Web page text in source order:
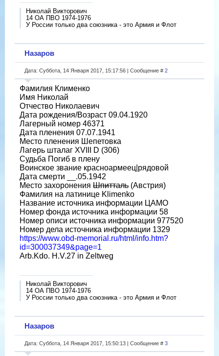
Николай Викторович
14 ОА ПВО 1974-1976
У России только два союзника - это Армия и Флот
Назаров
Дата: Суббота, 14 Января 2017, 15:17:56 | Сообщение # 2
Фамилия Клименко
Имя Николай
Отчество Николаевич
Дата рождения/Возраст 09.04.1920
Лагерный номер 46371
Дата пленения 07.07.1941
Место пленения Шепетовка
Лагерь шталаг XVIII D (306)
Судьба Погиб в плену
Воинское звание красноармеец|рядовой
Дата смерти __.05.1942
Место захоронения Шпитталь (Австрия)
Фамилия на латинице Klimenko
Название источника информации ЦАМО
Номер фонда источника информации 58
Номер описи источника информации 977520
Номер дела источника информации 1329
https://www.obd-memorial.ru/html/info.htm?
id=300037349&page=1
Arb.Kdo. H.V.27 in Zeltweg
Николай Викторович
14 ОА ПВО 1974-1976
У России только два союзника - это Армия и Флот
Назаров
Дата: Суббота, 14 Января 2017, 15:50:13 | Сообщение # 3